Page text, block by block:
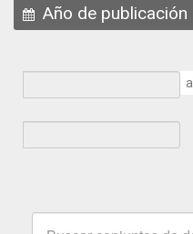
Año de publicación
a